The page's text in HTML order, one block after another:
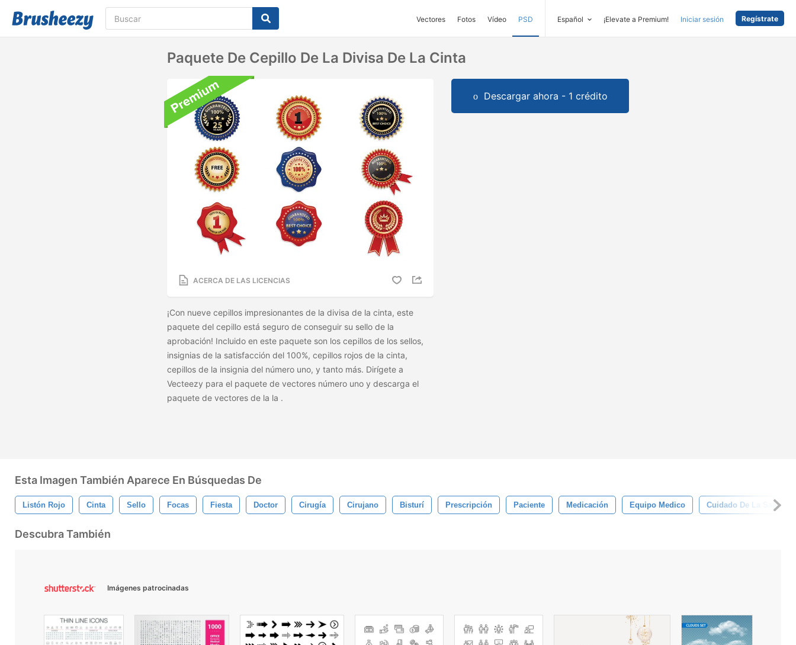
Vectores Fotos Vídeo PSD Español ¡Elevate a Premium! Iniciar sesión Regístrate
Paquete De Cepillo De La Divisa De La Cinta
ACERCA DE LAS LICENCIAS
¡Con nueve cepillos impresionantes de la divisa de la cinta, este
paquete del cepillo está seguro de conseguir su sello de la
aprobación! Incluido en este paquete son los cepillos de los sellos,
insignias de la satisfacción del 100%, cepillos rojos de la cinta,
cepillos de la insignia del número uno, y tanto más. Dirígete a
Vecteezy para el paquete de vectores número uno y descarga el
paquete de vectores de la la .
Descargar ahora - 1 crédito
Esta Imagen También Aparece En Búsquedas De
Listón Rojo Cinta Sello Focas Fiesta Doctor Cirugía Cirujano Bisturí Prescripción Paciente Medicación Equipo Medico Cuidado De La Salud
Descubra También
Imágenes patrocinadas